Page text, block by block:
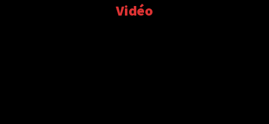
Vidéo